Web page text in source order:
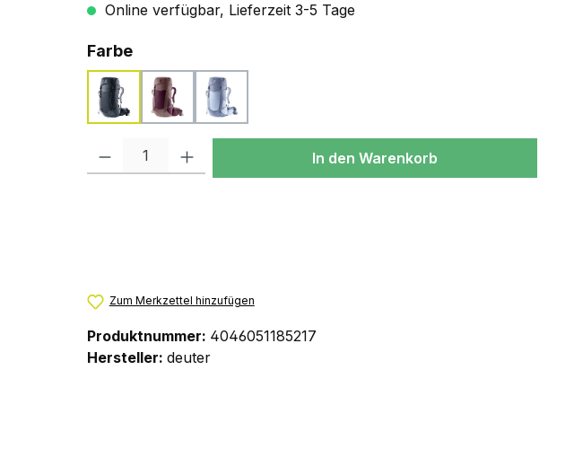
Online verfügbar, Lieferzeit 3-5 Tage
Farbeauswählen
black cassis-ashrosepolar-bluejay
Produkt Anzahl: Gib den gewünschten Wert ein oder benutze die Schaltflächen
In den Warenkorb
Zum Merkzettel hinzufügen
Produktnummer: 4046051185217
Hersteller: deuter